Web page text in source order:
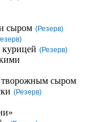
сыром (Резерв)
(Резерв)
сыром
(Резерв)